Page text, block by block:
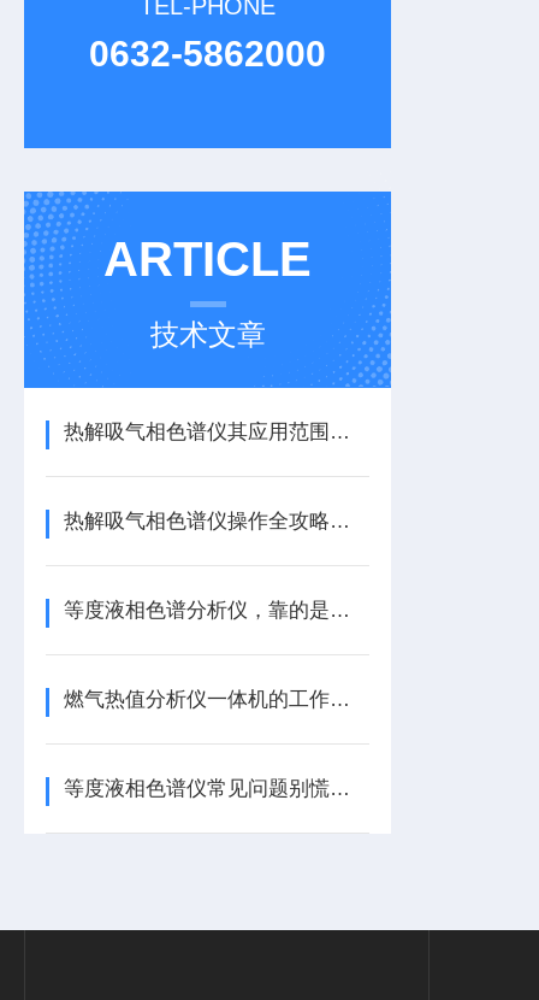
TEL-PHONE
0632-5862000
ARTICLE
技术文章
热解吸气相色谱仪其应用范围十分广泛，主要涵盖以下几个核心领域
热解吸气相色谱仪操作全攻略：从入门到精准上手，一步到位！
等度液相色谱分析仪，靠的是哪些核心组成？一文带你梳理清楚！
燃气热值分析仪一体机的工作原理是怎样的？
等度液相色谱仪常见问题别慌！实用解决方法，一篇读懂